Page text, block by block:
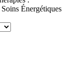
Énergétiques